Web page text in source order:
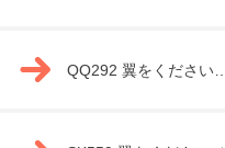
QQ292 翼をください